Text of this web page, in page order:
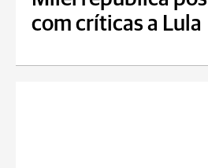
com críticas a Lula